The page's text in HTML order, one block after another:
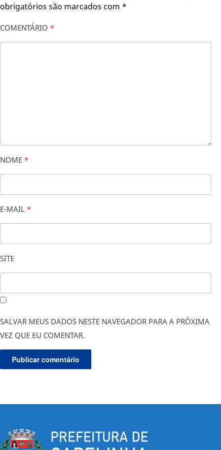
obrigatórios são marcados com *
COMENTÁRIO *
NOME *
E-MAIL *
SITE
SALVAR MEUS DADOS NESTE NAVEGADOR PARA A PRÓXIMA
VEZ QUE EU COMENTAR.